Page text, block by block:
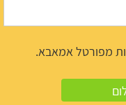
מפורטל אמאבא.